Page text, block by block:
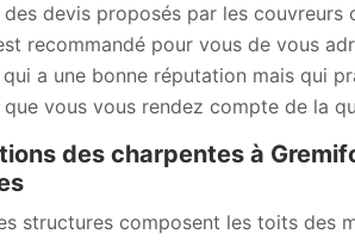
devis proposés par les couvreurs
recommandé pour vous de vous
a une bonne réputation mais qui
vous vous rendez compte de la
des charpentes à
structures composent les toits des